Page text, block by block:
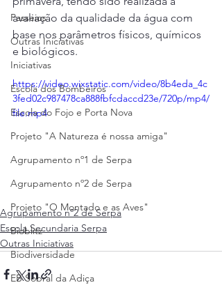
Passeios
Outras Iniciativas
Iniciativas
Escola dos Bombeiros
Escola do Fojo e Porta Nova
Projeto "A Natureza é nossa amiga"
Agrupamento nº1 de Serpa
Agrupamento nº2 de Serpa
Projeto "O Montado e as Aves"
Bioblitz
Biodiversidade
EB Sobral da Adiça
avaliação da qualidade da água com
base nos parâmetros físicos, químicos
e biológicos.
https://video.wixstatic.com/video/8b4eda_4c
3fed02c987478ca888fbfcdaccd23e/720p/mp4/
file.mp4
Agrupamento nº2 de Serpa
Escola Secundaria Serpa
Outras Iniciativas